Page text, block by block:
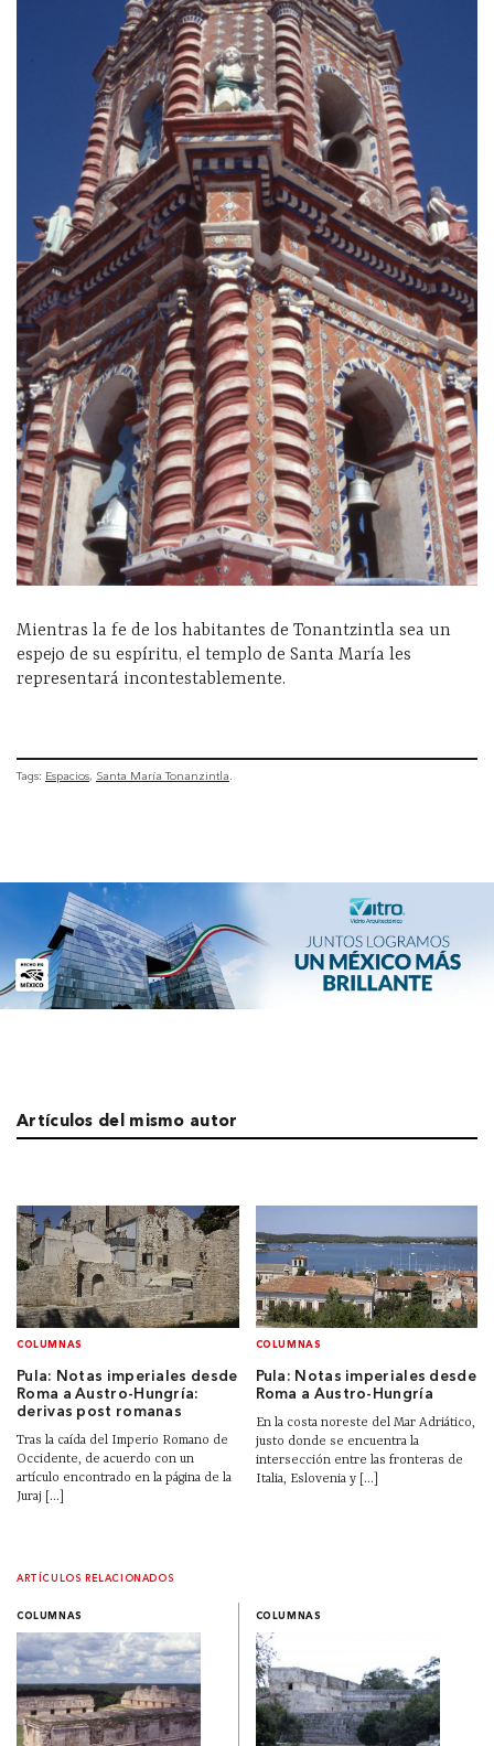
Mientras la fe de los habitantes de Tonantzintla sea un
espejo de su espíritu, el templo de Santa María les
representará incontestablemente.
Tags: Espacios Santa María Tonanzintla
Artículos del mismo autor
COLUMNAS
Pula: Notas imperiales desde
Roma a Austro-Hungría:
derivas post romanas
Tras la caída del Imperio Romano de
Occidente, de acuerdo con un
artículo encontrado en la página de la
Juraj [...]
COLUMNAS
Pula: Notas imperiales desde
Roma a Austro-Hungría
En la costa noreste del Mar Adriático,
justo donde se encuentra la
intersección entre las fronteras de
Italia, Eslovenia y [...]
ARTÍCULOS RELACIONADOS
COLUMNAS COLUMNAS